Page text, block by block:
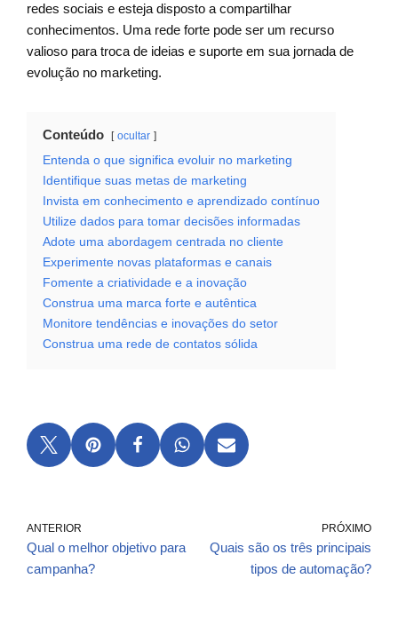
redes sociais e esteja disposto a compartilhar
conhecimentos. Uma rede forte pode ser um recurso
valioso para troca de ideias e suporte em sua jornada de
evolução no marketing.
Conteúdo ocultar
Entenda o que significa evoluir no marketing
Identifique suas metas de marketing
Invista em conhecimento e aprendizado contínuo
Utilize dados para tomar decisões informadas
Adote uma abordagem centrada no cliente
Experimente novas plataformas e canais
Fomente a criatividade e a inovação
Construa uma marca forte e autêntica
Monitore tendências e inovações do setor
Construa uma rede de contatos sólida
ANTERIOR
Qual o melhor objetivo para
campanha?
PRÓXIMO
Quais são os três principais
tipos de automação?